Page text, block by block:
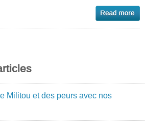
Militou et des peurs avec nos